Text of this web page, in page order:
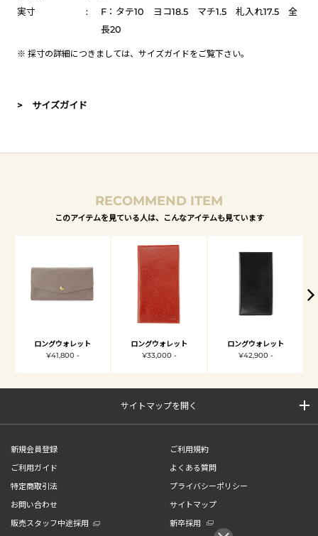
実寸
:
F：タテ10 ヨコ18.5 マチ1.5 札入れ17.5 全
長20
※ 採寸の詳細につきましては、 サイズガイドをご覧下さい。
> サイズガイド
RECOMMEND ITEM
このアイテムを見ている人は、こんなアイテムも見ています
ロングウォレット
¥41,800 -
ロングウォレット
¥33,000 -
ロングウォレット
¥42,900 -
サイトマップを開く
新規会員登録
ご利用規約
ご利用ガイド
よくある質問
特定商取引法
プライバシーポリシー
お問い合わせ
サイトマップ
販売スタッフ中途採用
新卒採用